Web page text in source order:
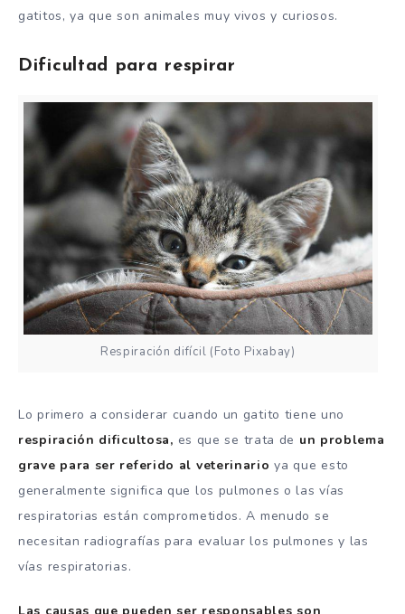
gatitos, ya que son animales muy vivos y curiosos.
Dificultad para respirar
Respiración difícil (Foto Pixabay)
Lo primero a considerar cuando un gatito tiene uno
respiración dificultosa, es que se trata de un problema
grave para ser referido al veterinario ya que esto
generalmente significa que los pulmones o las vías
respiratorias están comprometidos. A menudo se
necesitan radiografías para evaluar los pulmones y las
vías respiratorias.